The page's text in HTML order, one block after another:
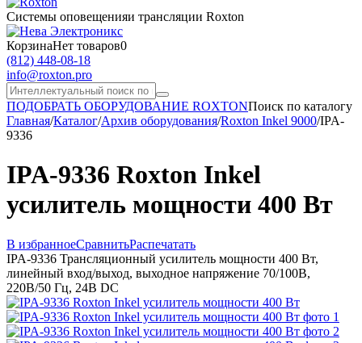
Системы оповещенияи трансляции Roxton
КорзинаНет товаров0
(812) 448-08-18
info@roxton.pro
ПОДОБРАТЬ ОБОРУДОВАНИЕ ROXTONПоиск по каталогу
Главная/Каталог/Архив оборудования/Roxton Inkel 9000/IPA-
9336
IPA-9336 Roxton Inkel
усилитель мощности 400 Вт
В избранноеСравнитьРаспечатать
IPA-9336 Трансляционный усилитель мощности 400 Вт,
линейный вход/выход, выходное напряжение 70/100В,
220В/50 Гц, 24В DC